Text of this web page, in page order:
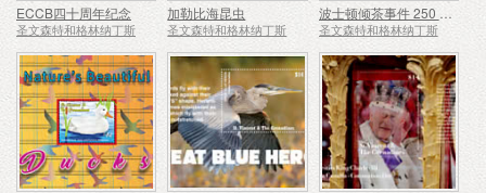
ECCB四十周年纪念
圣文森特和格林纳丁斯
加勒比海昆虫
圣文森特和格林纳丁斯
波士顿倾茶事件 250 周年
圣文森特和格林纳丁斯